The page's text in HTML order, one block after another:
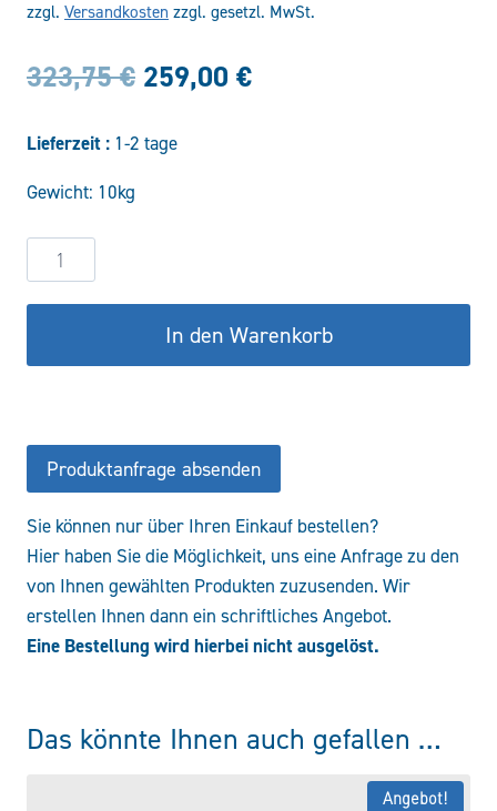
zzgl. Versandkosten zzgl. gesetzl. MwSt.
323,75€ Ursprünglicher
war:
259,00 €Aktueller
Lieferzeit : 1-2 tage
Gewicht: 10kg
Hydrauliktank
aus
Aluminium
Liter
In den Warenkorb
Produktanfrage absenden
Sie können nur über Ihren Einkauf bestellen?
Hier haben Sie die Möglichkeit, uns eine Anfrage zu den
von Ihnen gewählten Produkten zuzusenden. Wir
erstellen Ihnen dann ein schriftliches Angebot.
Eine Bestellung wird hierbei nicht ausgelöst.
Das könnte Ihnen auch gefallen …
Angebot!